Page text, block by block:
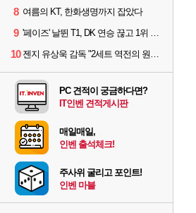
8 여름의 KT, 한화생명까지 잡았다
9 '페이즈' 날뛴 T1, DK 연승 끊고 1위 지켜
10 젠지 유상욱 감독 "2세트 역전의 원인...너무 급했다"
PC 견적이 궁금하다면?
IT인벤 견적게시판
매일매일,
인벤 출석체크!
주사위 굴리고 포인트!
인벤 마블